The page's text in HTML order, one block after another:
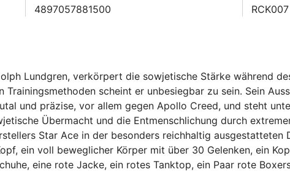
4897057881500
RCK007
Lundgren, verkörpert die sowjetische Stärke während
Trainingsmethoden scheint er unbesiegbar zu sein. Sein
und präzise, vor allem gegen Apollo Creed, und steht
Übermacht und die Entmenschlichung durch
Star Ace in der besonders reichhaltig ausgestatteten
ein voll beweglicher Körper mit über 30 Gelenken, ein
eine rote Jacke, ein rotes Tanktop, ein Paar rote